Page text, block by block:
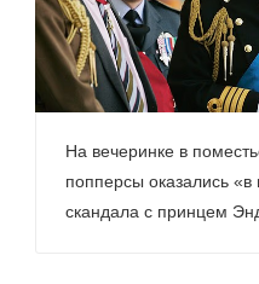
На вечеринке в
попперсы оказались «в
скандала с принцем